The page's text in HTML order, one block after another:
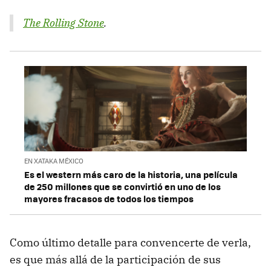
The Rolling Stone.
EN XATAKA MÉXICO
Es el western más caro de la historia, una película
de 250 millones que se convirtió en uno de los
mayores fracasos de todos los tiempos
Como último detalle para convencerte de verla,
es que más allá de la participación de sus